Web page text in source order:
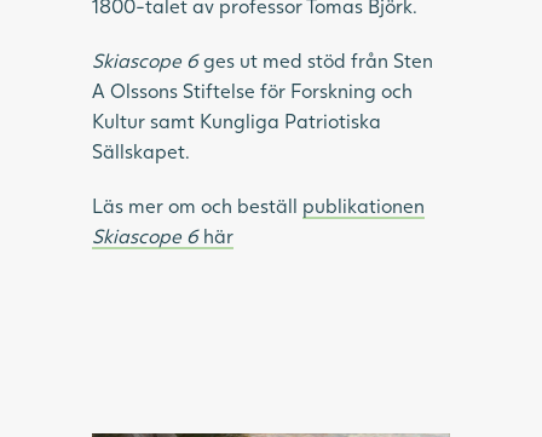
1800-talet av professor Tomas Björk.
Skiascope 6ges ut med stöd från Sten
A Olssons Stiftelse för Forskning och
Kultur samt Kungliga Patriotiska
Sällskapet.
Läs mer om och beställ publikationen
Skiascope 6här